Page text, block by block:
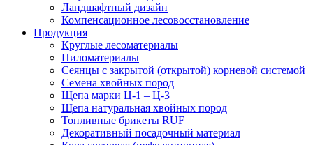
Ландшафтный дизайн
Компенсационное лесовосстановление
Продукция
Круглые лесоматериалы
Пиломатериалы
Сеянцы с закрытой (открытой) корневой системой
Семена хвойных пород
Щепа марки Ц-1 – Ц-3
Щепа натуральная хвойных пород
Топливные брикеты RUF
Декоративный посадочный материал